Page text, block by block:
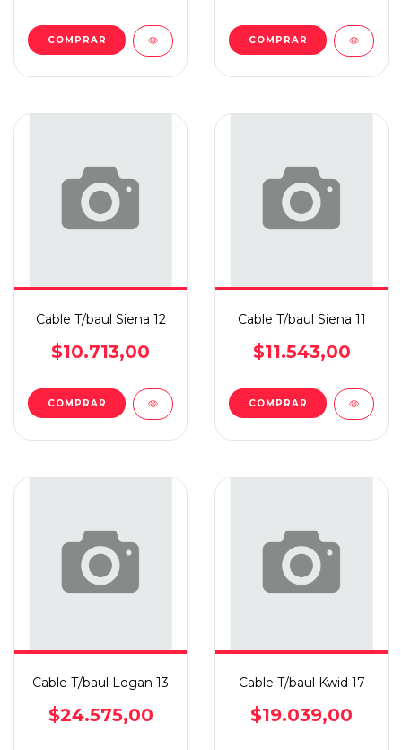
Cable T/baul Siena 12
$10.713,00
Cable T/baul Siena 11
$11.543,00
Cable T/baul Logan 13
$24.575,00
Cable T/baul Kwid 17
$19.039,00